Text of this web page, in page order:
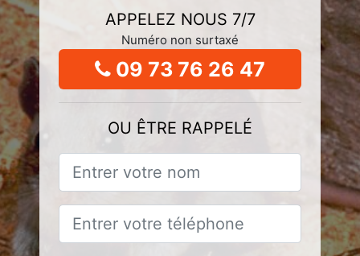
APPELEZ NOUS 7/7
Numéro non surtaxé
09 73 76 26 47
OU ÊTRE RAPPELÉ